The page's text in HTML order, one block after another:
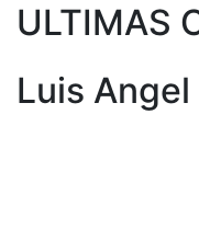
ULTIMAS
Luis Angel